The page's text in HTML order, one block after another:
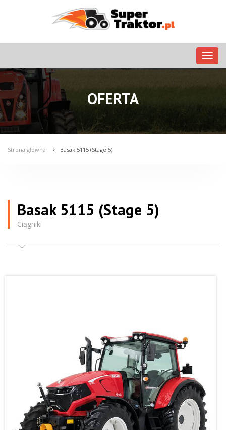
OFERTA
Strona główna Basak 5115 (Stage 5)
Basak 5115 (Stage 5)
Ciągniki